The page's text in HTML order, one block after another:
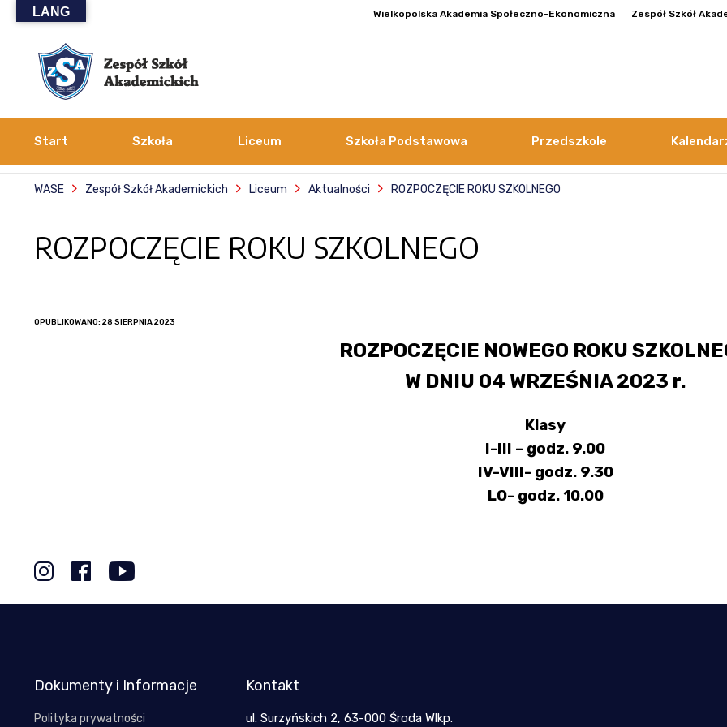
Wielkopolska Akademia Społeczno-Ekonomiczna Zespół Szkół
Start Szkoła Liceum Szkoła Podstawowa Przedszkole
WASE Zespół Szkół Akademickich Liceum Aktualności ROZPOCZĘCIE ROKU SZKOLNEGO
ROZPOCZĘCIE ROKU SZKOLNEGO
OPUBLIKOWANO: 28 SIERPNIA 2023
ROZPOCZĘCIE NOWEGO ROKU
W DNIU 04 WRZEŚNIA 2023 r.
Klasy
I-III – godz. 9.00
IV-VIII- godz. 9.30
LO- godz. 10.00
Dokumenty i Informacje
Polityka prywatności
Kontakt
ul. Surzyńskich 2, 63-000 Środa Wlkp.
LANG